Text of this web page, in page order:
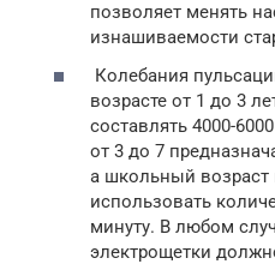
позволяет менять
изнашиваемости
Колебания
возрасте от 1 до 3
составлять 4000-
от 3 до 7
а школьный возраст
использовать
минуту. В любом
электрощетки